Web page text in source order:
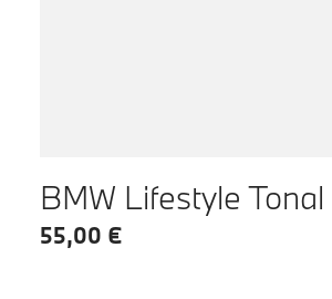
BMW Lifestyle
55,00 €